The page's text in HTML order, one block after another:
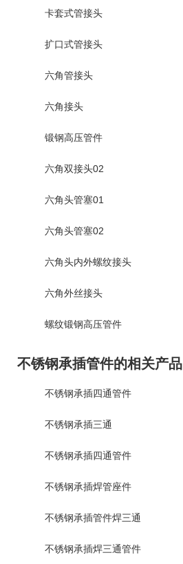
卡套式管接头
扩口式管接头
六角管接头
六角接头
锻钢高压管件
六角双接头02
六角头管塞01
六角头管塞02
六角头内外螺纹接头
六角外丝接头
螺纹锻钢高压管件
不锈钢承插管件的相关产品
不锈钢承插四通管件
不锈钢承插三通
不锈钢承插四通管件
不锈钢承插焊管座件
不锈钢承插管件焊三通
不锈钢承插焊三通管件